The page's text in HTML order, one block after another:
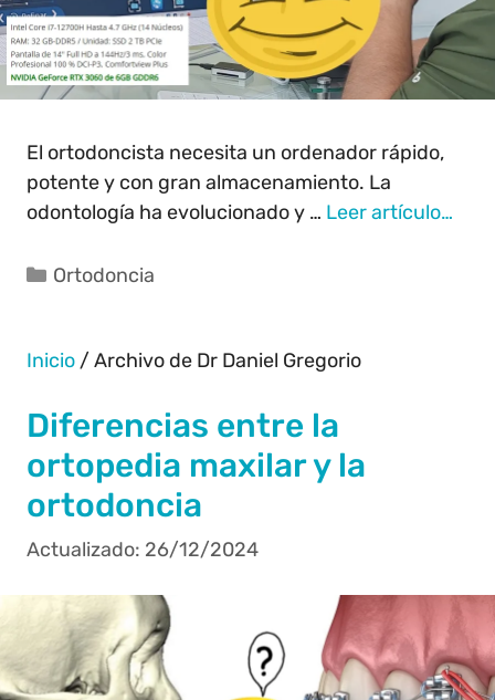
El ortodoncista necesita un ordenador rápido,
potente y con gran almacenamiento. La
odontología ha evolucionado y … Leer artículo…
Ortodoncia
Inicio /Archivo de Dr Daniel Gregorio
Diferencias entre la
ortopedia maxilar y la
ortodoncia
26/12/2024